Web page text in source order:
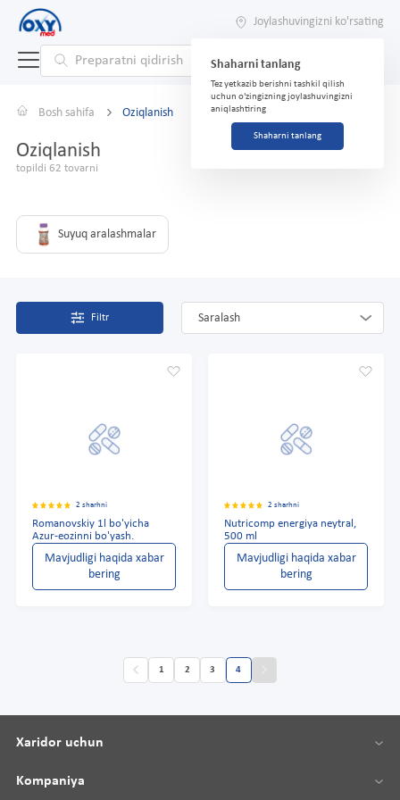
Joylashuvingizni ko'rsating
Shaharni tanlang
Tez yetkazib berishni tashkil qilish
uchun o'zingizning joylashuvingizni
aniqlashtiring
Shaharni tanlang
Bosh sahifa Oziqlanish
Oziqlanish
topildi 62 tovarni
Suyuq aralashmalar
Filtr Saralash
2 sharhni
Romanovskiy 1l bo'yicha
Azur-eozinni bo'yash.
Mavjudligi haqida xabar
bering
2 sharhni
Nutricomp energiya neytral,
500 ml
Mavjudligi haqida xabar
bering
1 2 3 4
Xaridor uchun
Kompaniya